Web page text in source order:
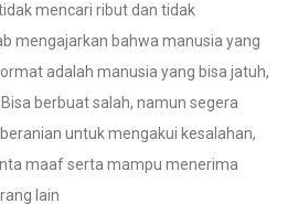
mencari ribut dan tidak
mengajarkan bahwa manusia yang
adalah manusia yang bisa jatuh,
berbuat salah, namun segera
untuk mengakui kesalahan,
maaf serta mampu menerima
lain